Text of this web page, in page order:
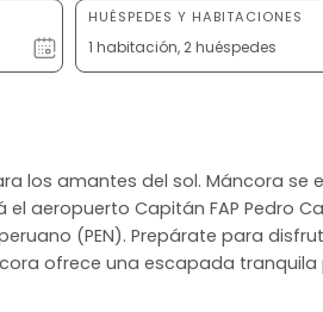
HUÉSPEDES Y HABITACIONES
1 habitación, 2 huéspedes
los amantes del sol. Máncora se
Capitán FAP Pedro
(PEN). Prepárate para
ofrece una escapada